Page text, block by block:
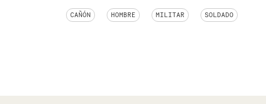
CAÑÓN HOMBRE MILITAR SOLDADO